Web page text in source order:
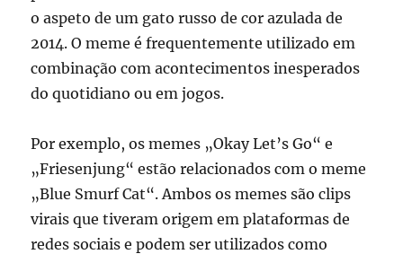
o aspeto de um gato russo de cor azulada de
2014. O meme é frequentemente utilizado em
combinação com acontecimentos inesperados
do quotidiano ou em jogos.
Por exemplo, os memes „Okay Let’s Go“ e
„Friesenjung“ estão relacionados com o meme
„Blue Smurf Cat“. Ambos os memes são clips
virais que tiveram origem em plataformas de
redes sociais e podem ser utilizados como